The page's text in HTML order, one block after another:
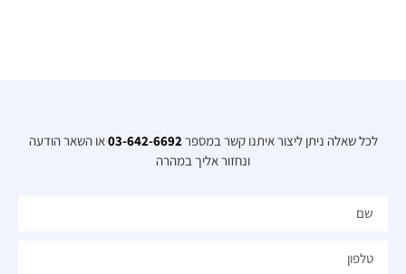
לכל שאלה ניתן ליצור איתנו קשר במספר03-642-6692או השאר הודעה
ונחזור אליך במהרה​